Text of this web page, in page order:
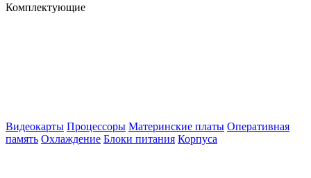
Комплектующие
Видеокарты Процессоры Материнские платы Оперативная
память Охлаждение Блоки питания Корпуса